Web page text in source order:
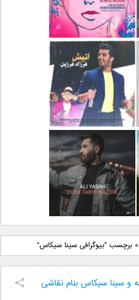
دانلود آهنگ جدید علی
لهراسبی بنام صورت
دانلود آهنگ جدید فرزاد
فرزین بنام آتیش
دانلود آهنگ جدید علی
یاسینی بنام دورترین نزدیک »برچسب "بیوگرافی سینا سیکاس"
و سینا سیکاس بنام نقاشی